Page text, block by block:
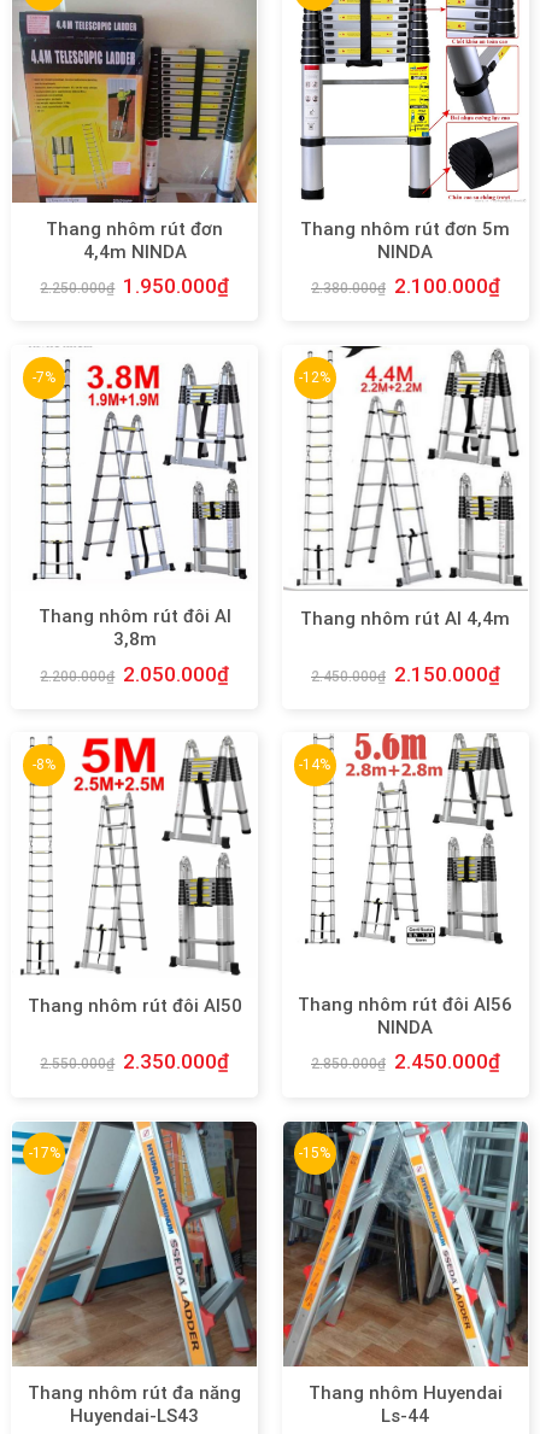
Thang nhôm rút đơn
4,4m NINDA
2.250.000₫ 1.950.000₫
Thang nhôm rút đơn 5m
NINDA
2.380.000₫ 2.100.000₫
-7%
Thang nhôm rút đôi AI
3,8m
2.200.000₫ 2.050.000₫
-12%
Thang nhôm rút AI 4,4m
2.450.000₫ 2.150.000₫
-8%
Thang nhôm rút đôi AI50
2.550.000₫ 2.350.000₫
-14%
Thang nhôm rút đôi AI56
NINDA
2.850.000₫ 2.450.000₫
-17%
Thang nhôm rút đa năng
Huyendai-LS43
-15%
Thang nhôm Huyendai
Ls-44